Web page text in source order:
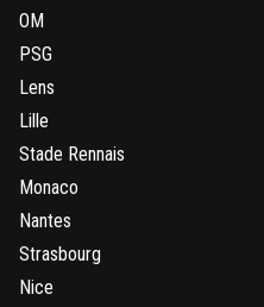
OM
PSG
Lens
Lille
Stade Rennais
Monaco
Nantes
Strasbourg
Nice